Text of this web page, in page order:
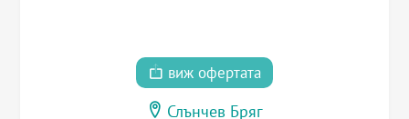
виж офертата
Слънчев Бряг